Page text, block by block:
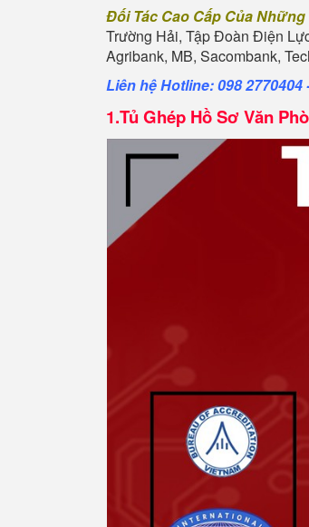
Đối Tác Cao Cấp Của
Trường Hải, Tập Đoàn Điện
Agribank, MB, Sacombank,
Liên hệ Hotline: 098 2770404
1.Tủ Ghép Hồ Sơ Văn